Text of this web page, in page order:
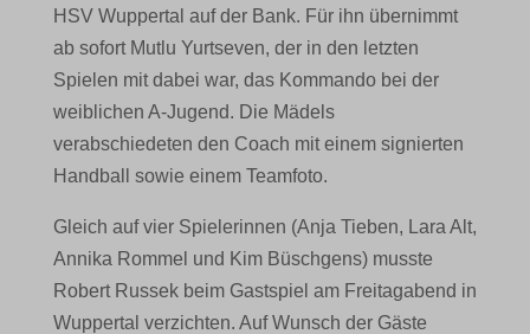
HSV Wuppertal auf der Bank. Für ihn übernimmt
ab sofort Mutlu Yurtseven, der in den letzten
Spielen mit dabei war, das Kommando bei der
weiblichen A-Jugend. Die Mädels
verabschiedeten den Coach mit einem signierten
Handball sowie einem Teamfoto.
Gleich auf vier Spielerinnen (Anja Tieben, Lara Alt,
Annika Rommel und Kim Büschgens) musste
Robert Russek beim Gastspiel am Freitagabend in
Wuppertal verzichten. Auf Wunsch der Gäste